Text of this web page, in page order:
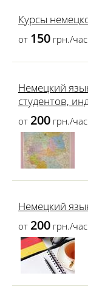
Курсы
от 150 грн./час
Немецкий
студентов,
от 200 грн./час
Немецкий
от 200 грн./час